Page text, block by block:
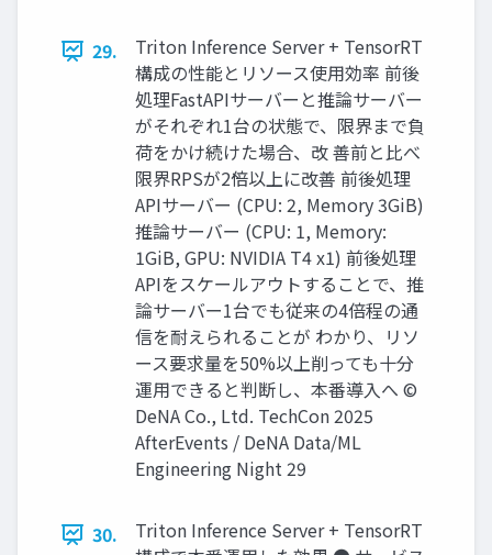
29.
Triton Inference Server + TensorRT
構成の性能とリソース使用効率 前後
処理FastAPIサーバーと推論サーバー
がそれぞれ1台の状態で、限界まで負
荷をかけ続けた場合、改 善前と比べ
限界RPSが2̀倍以上に改善 前後処理
APIサーバー (CPU: 2, Memory 3GiB)
推論サーバー (CPU: 1, Memory:
1GiB, GPU: NVIDIA T4 x1) 前後処理
APIをスケールアウトすることで、推
論サーバー1台でも従来の4倍程の通
信を耐えられることが わかり、リソ
ース要求量を50%以上削っても十分
運用できると判断し、本番導入へ ©
DeNA Co., Ltd. TechCon 2025
AfterEvents / DeNA Data/ML
Engineering Night 29
30.
Triton Inference Server + TensorRT